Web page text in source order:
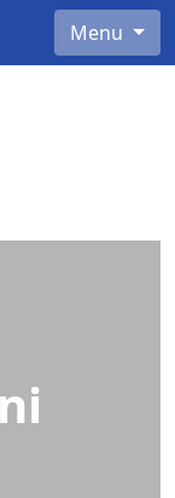
Menu